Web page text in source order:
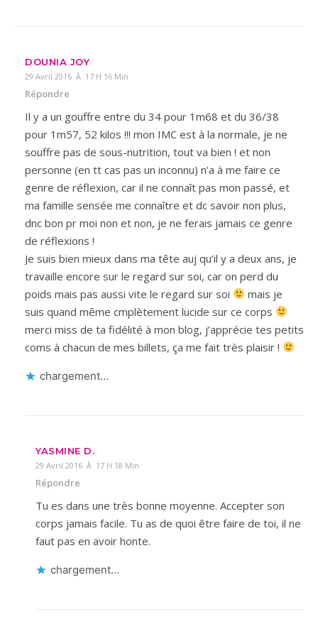
DOUNIA JOY
29 Avril 2016 À 17 H 16 Min
Répondre
Il y a un gouffre entre du 34 pour 1m68 et du 36/38
pour 1m57, 52 kilos !!! mon IMC est à la normale, je ne
souffre pas de sous-nutrition, tout va bien ! et non
personne (en tt cas pas un inconnu) n’a à me faire ce
genre de réflexion, car il ne connaît pas mon passé, et
ma famille sensée me connaître et dc savoir non plus,
dnc bon pr moi non et non, je ne ferais jamais ce genre
de réflexions !
Je suis bien mieux dans ma tête auj qu’il y a deux ans, je
travaille encore sur le regard sur soi, car on perd du
poids mais pas aussi vite le regard sur soi
mais je
suis quand même cmplètement lucide sur ce corps
merci miss de ta fidélité à mon blog, j’apprécie tes petits
coms à chacun de mes billets, ça me fait très plaisir !
chargement…
YASMINE D.
29 Avril 2016 À 17 H 18 Min
Répondre
Tu es dans une très bonne moyenne. Accepter son
corps jamais facile. Tu as de quoi être faire de toi, il ne
faut pas en avoir honte.
chargement…